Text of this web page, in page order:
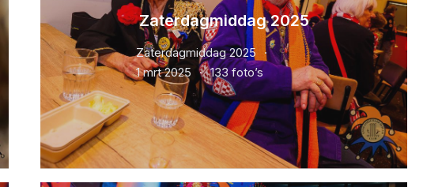
Zaterdagmiddag 2025
Zaterdagmiddag 2025
1 mrt 2025
133 foto’s